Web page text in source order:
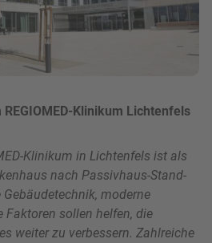
Klinikum Lichtenfels
Klinikum in Lichtenfels ist als
nach Passivhaus-Stand­
moderne
Faktoren sollen helfen, die
weiter zu verbessern. Zahlreiche